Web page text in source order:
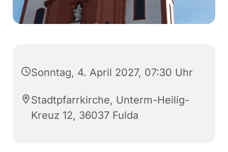
Sonntag, 4. April 2027, 07:30 Uhr
Stadtpfarrkirche, Unterm-Heilig-
Kreuz 12, 36037 Fulda